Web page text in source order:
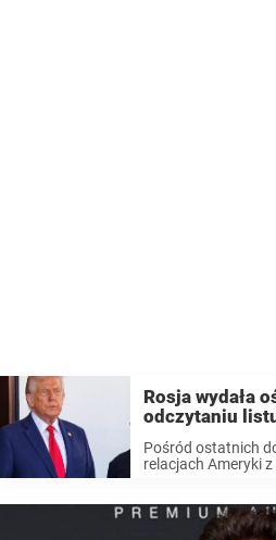
Rosja wydała
odczytaniu
Pośród ostatnich
relacjach Ameryki
Zjednoczonych i w
prezydenta